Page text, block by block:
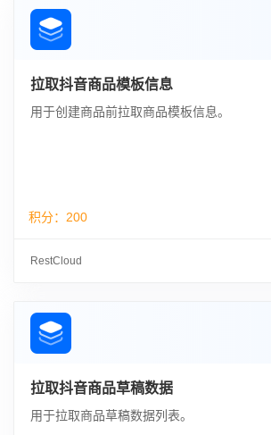
拉取抖音商品模板信息
用于创建商品前拉取商品模板信息。
积分： 200
RestCloud
拉取抖音商品草稿数据
用于拉取商品草稿数据列表。